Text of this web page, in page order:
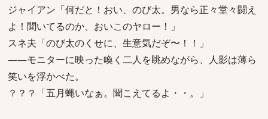
ジャイアン「何だと！おい、のび太。男なら正々堂々闘え
よ！聞いてるのか、おいこのヤロー！」
スネ夫「のび太のくせに、生意気だぞ〜！！」
――モニターに映った喚く二人を眺めながら、人影は薄ら
笑いを浮かべた。
？？？「五月蝿いなぁ。聞こえてるよ・・。」